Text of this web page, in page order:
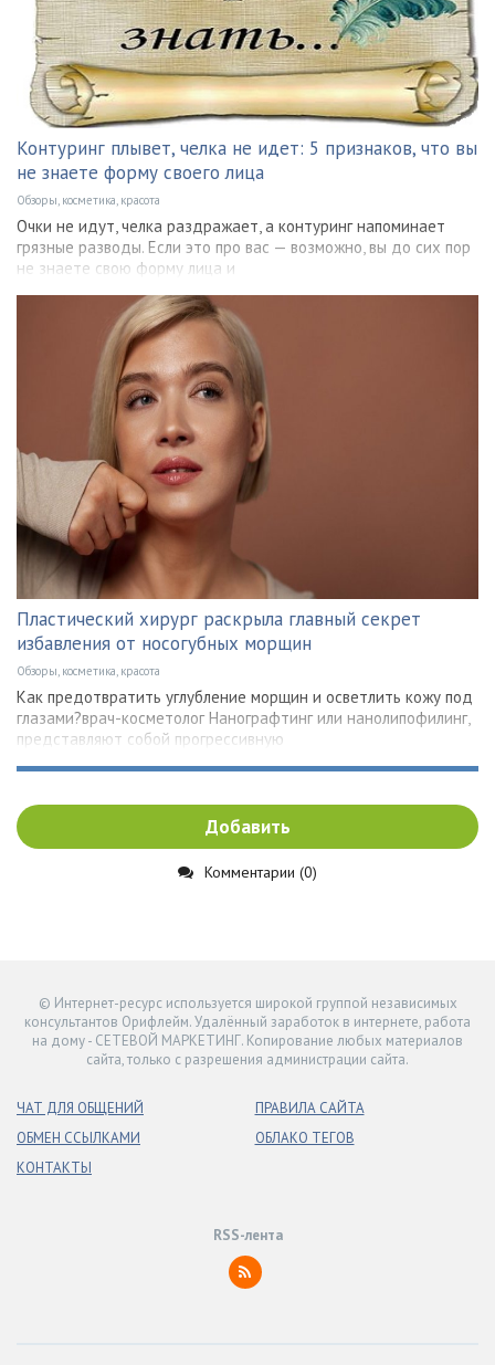
Контуринг плывет, челка не идет: 5 признаков, что вы
не знаете форму своего лица
Обзоры, косметика, красота
Очки не идут, челка раздражает, а контуринг напоминает
грязные разводы. Если это про вас — возможно, вы до сих пор
не знаете свою форму лица и
Пластический хирург раскрыла главный секрет
избавления от носогубных морщин
Обзоры, косметика, красота
Как предотвратить углубление морщин и осветлить кожу под
глазами?врач-косметолог Нанографтинг или нанолипофилинг,
представляют собой прогрессивную
Добавить
Комментарии (0)
© Интернет-ресурс используется широкой группой независимых
консультантов Орифлейм. Удалённый заработок в интернете, работа
на дому - СЕТЕВОЙ МАРКЕТИНГ. Копирование любых материалов
сайта, только с разрешения администрации сайта.
ЧАТ ДЛЯ ОБЩЕНИЙ
ОБМЕН ССЫЛКАМИ
КОНТАКТЫ
ПРАВИЛА САЙТА
ОБЛАКО ТЕГОВ
RSS-лента